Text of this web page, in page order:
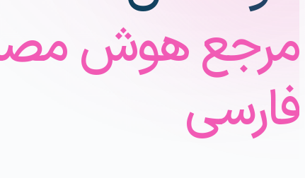
مرجع هوش
فارسی